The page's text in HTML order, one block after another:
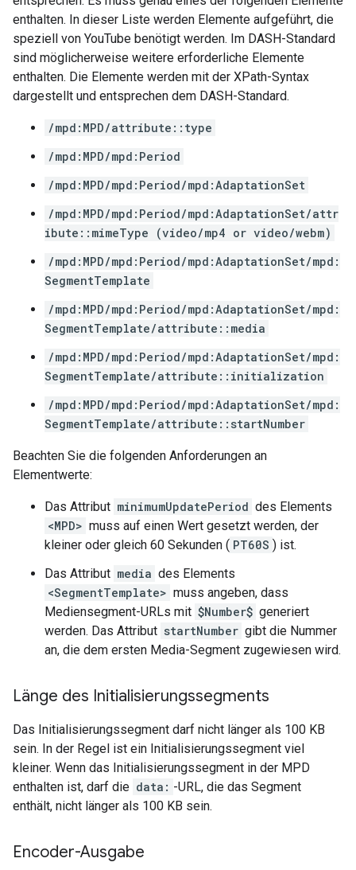
enthalten. In dieser Liste werden Elemente aufgeführt, die
speziell von YouTube benötigt werden. Im DASH-Standard
sind möglicherweise weitere erforderliche Elemente
enthalten. Die Elemente werden mit der XPath-Syntax
dargestellt und entsprechen dem DASH-Standard.
/mpd:MPD/attribute::type
/mpd:MPD/mpd:Period
/mpd:MPD/mpd:Period/mpd:AdaptationSet
/mpd:MPD/mpd:Period/mpd:AdaptationSet/attr
ibute::mimeType (video/mp4 or video/webm)
/mpd:MPD/mpd:Period/mpd:AdaptationSet/mpd:
SegmentTemplate
/mpd:MPD/mpd:Period/mpd:AdaptationSet/mpd:
SegmentTemplate/attribute::media
/mpd:MPD/mpd:Period/mpd:AdaptationSet/mpd:
SegmentTemplate/attribute::initialization
/mpd:MPD/mpd:Period/mpd:AdaptationSet/mpd:
SegmentTemplate/attribute::startNumber
Beachten Sie die folgenden Anforderungen an
Elementwerte:
Das Attribut minimumUpdatePeriod des Elements
<MPD> muss auf einen Wert gesetzt werden, der
kleiner oder gleich 60 Sekunden ( PT60S ) ist.
Das Attribut media des Elements
<SegmentTemplate> muss angeben, dass
Mediensegment-URLs mit $Number$ generiert
werden. Das Attribut startNumber gibt die Nummer
an, die dem ersten Media-Segment zugewiesen wird.
Länge des Initialisierungssegments
Das Initialisierungssegment darf nicht länger als 100 KB
sein. In der Regel ist ein Initialisierungssegment viel
kleiner. Wenn das Initialisierungssegment in der MPD
enthalten ist, darf die data: -URL, die das Segment
enthält, nicht länger als 100 KB sein.
Encoder-Ausgabe